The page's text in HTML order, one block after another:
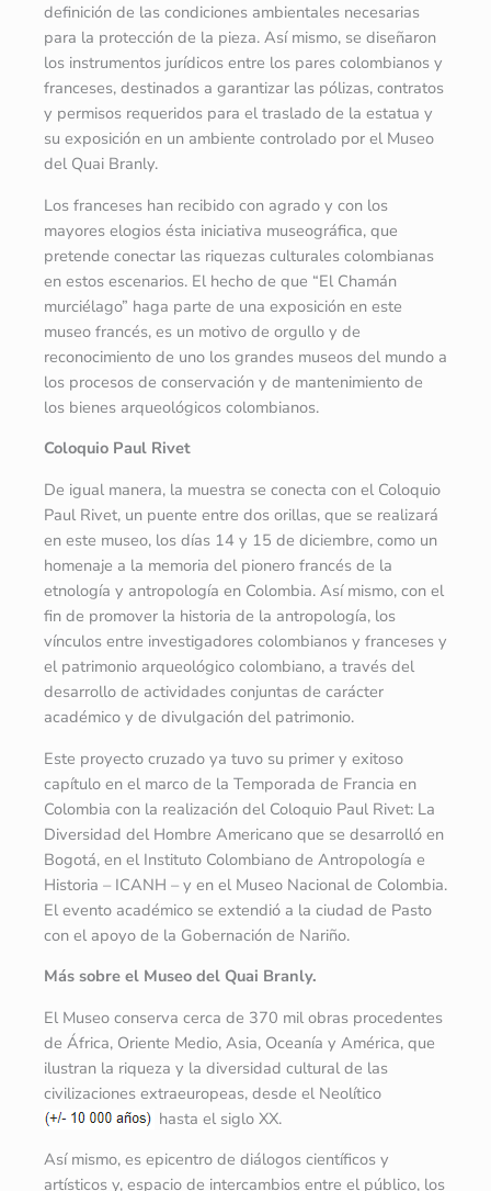
definición de las condiciones ambientales necesarias
para la protección de la pieza. Así mismo, se diseñaron
los instrumentos jurídicos entre los pares colombianos y
franceses, destinados a garantizar las pólizas, contratos
y permisos requeridos para el traslado de la estatua y
su exposición en un ambiente controlado por el Museo
del Quai Branly.
Los franceses han recibido con agrado y con los
mayores elogios ésta iniciativa museográfica, que
pretende conectar las riquezas culturales colombianas
en estos escenarios. El hecho de que “El Chamán
murciélago” haga parte de una exposición en este
museo francés, es un motivo de orgullo y de
reconocimiento de uno los grandes museos del mundo a
los procesos de conservación y de mantenimiento de
los bienes arqueológicos colombianos.
Coloquio Paul Rivet
De igual manera, la muestra se conecta con el Coloquio
Paul Rivet, un puente entre dos orillas, que se realizará
en este museo, los días 14 y 15 de diciembre, como un
homenaje a la memoria del pionero francés de la
etnología y antropología en Colombia. Así mismo, con el
fin de promover la historia de la antropología, los
vínculos entre investigadores colombianos y franceses y
el patrimonio arqueológico colombiano, a través del
desarrollo de actividades conjuntas de carácter
académico y de divulgación del patrimonio.
Este proyecto cruzado ya tuvo su primer y exitoso
capítulo en el marco de la Temporada de Francia en
Colombia con la realización del Coloquio Paul Rivet: La
Diversidad del Hombre Americano que se desarrolló en
Bogotá, en el Instituto Colombiano de Antropología e
Historia – ICANH – y en el Museo Nacional de Colombia.
El evento académico se extendió a la ciudad de Pasto
con el apoyo de la Gobernación de Nariño.
Más sobre el Museo del Quai Branly.
El Museo conserva cerca de 370 mil obras procedentes
de África, Oriente Medio, Asia, Oceanía y América, que
ilustran la riqueza y la diversidad cultural de las
civilizaciones extraeuropeas, desde el Neolítico
hasta el siglo XX.
Así mismo, es epicentro de diálogos científicos y
artísticos y, espacio de intercambios entre el público, los